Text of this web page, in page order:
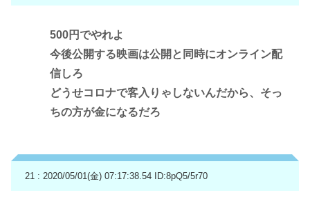
500円でやれよ
今後公開する映画は公開と同時にオンライン配
信しろ
どうせコロナで客入りゃしないんだから、そっ
ちの方が金になるだろ
21 : 2020/05/01(金) 07:17:38.54 ID:8pQ5/5r70